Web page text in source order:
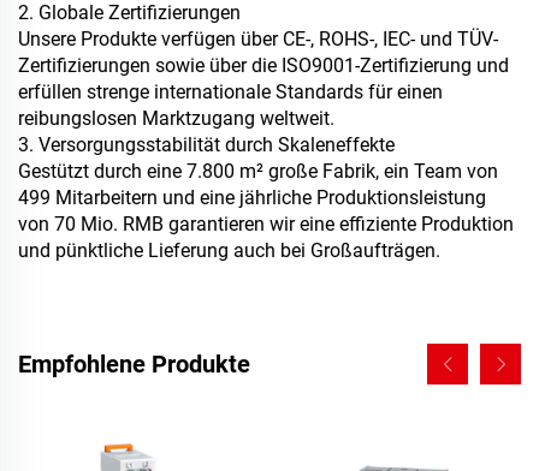
2. Globale Zertifizierungen
Unsere Produkte verfügen über CE-, ROHS-, IEC- und TÜV-
Zertifizierungen sowie über die ISO9001-Zertifizierung und
erfüllen strenge internationale Standards für einen
reibungslosen Marktzugang weltweit.
3. Versorgungsstabilität durch Skaleneffekte
Gestützt durch eine 7.800 m² große Fabrik, ein Team von
499 Mitarbeitern und eine jährliche Produktionsleistung
von 70 Mio. RMB garantieren wir eine effiziente Produktion
und pünktliche Lieferung auch bei Großaufträgen.
Empfohlene Produkte